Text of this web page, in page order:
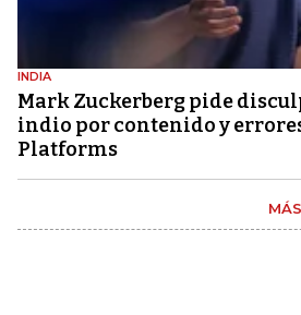
INDIA
Mark Zuckerberg pide
indio por contenido y
Platforms